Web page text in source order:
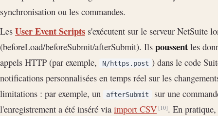
synchronisation ou les commandes.
Les User Event Scripts s'exécutent sur le serveur NetSuite
(beforeLoad/beforeSubmit/afterSubmit). Ils poussent les
appels HTTP (par exemple,
N/https.post ) dans le code
notifications personnalisées en temps réel sur les
limitations : par exemple, un
afterSubmit
sur une
l'enregistrement a été inséré via import CSV [10]. En